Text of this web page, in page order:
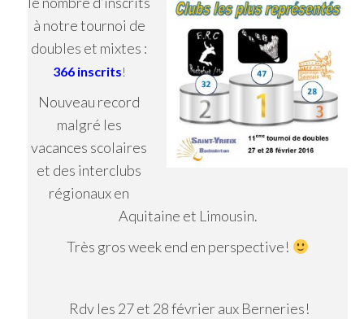
à notre tournoi de
doubles et mixtes :
366 inscrits!
Nouveau record
malgré les
vacances scolaires
et des interclubs
régionaux en
Aquitaine et Limousin.
Très gros week end en perspective!
Rdv les 27 et 28 février aux Berneries!